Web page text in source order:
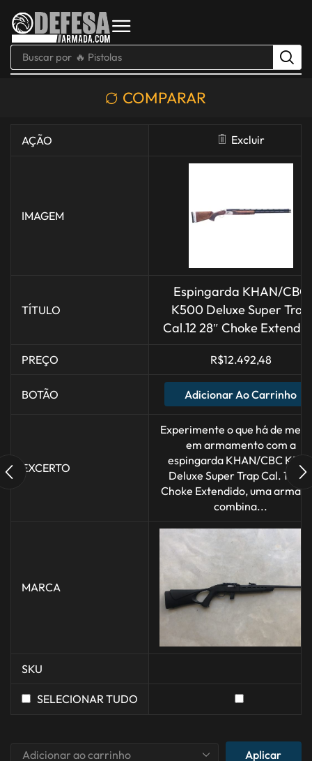
Buscar por 🔥 Pistolas
COMPARAR
AÇÃO Excluir
IMAGEM
TÍTULO
Espingarda KHAN/CBC
K500 Deluxe Super Trap
Cal.12 28″ Choke
PREÇO R$12.492,48
BOTÃO Adicionar Ao Carrinho
EXCERTO
Experimente o que há de
em armamento com a
espingarda KHAN/CBC
Deluxe Super Trap Cal. 12
Choke Extendido, uma arma
combina...
MARCA
SKU
SELECIONAR TUDO
Aplicar